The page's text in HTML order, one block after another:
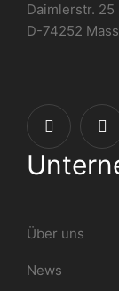
Daimlerstr. 25
D-74252
Über uns
News